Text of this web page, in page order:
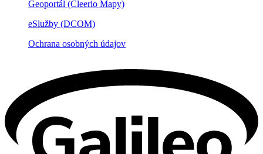
Geoportál (Cleerio Mapy)
eSlužby (DCOM)
Ochrana osobných údajov